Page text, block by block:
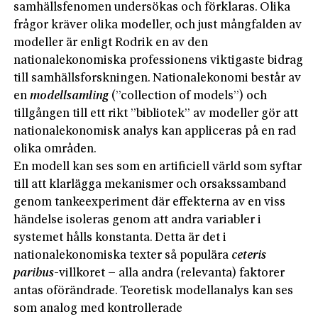
samhällsfenomen undersökas och förklaras. Olika
frågor kräver olika modeller, och just mångfalden av
modeller är enligt Rodrik en av den
nationalekonomiska professionens viktigaste bidrag
till samhällsforskningen. Nationalekonomi består av
enmodellsamling(”collection of models”) och
tillgången till ett rikt ”bibliotek” av modeller gör att
nationalekonomisk analys kan appliceras på en rad
olika områden.
En modell kan ses som en artificiell värld som syftar
till att klarlägga mekanismer och orsakssamband
genom tankeexperiment där effekterna av en viss
händelse isoleras genom att andra variabler i
systemet hålls konstanta. Detta är det i
nationalekonomiska texter så populära ceteris
paribus-villkoret – alla andra (relevanta) faktorer
antas oförändrade. Teoretisk modellanalys kan ses
som analog med kontrollerade